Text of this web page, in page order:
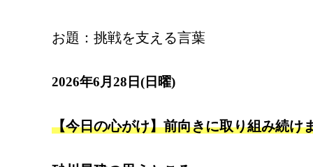
お題：挑戦を支える言葉
2026年6月28日(日曜)
【今日の心がけ】前向きに取り組み続け